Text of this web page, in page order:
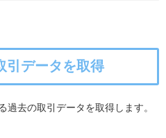
引データを取得
過去の取引データを取得します。